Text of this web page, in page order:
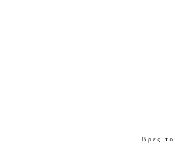
Βρες